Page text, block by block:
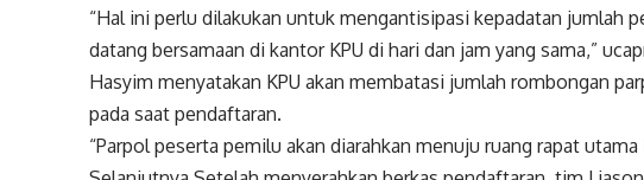
“Hal ini perlu dilakukan untuk mengantisipasi kepadatan jumlah
datang bersamaan di kantor KPU di hari dan jam yang sama,”
Hasyim menyatakan KPU akan membatasi jumlah rombongan
pada saat pendaftaran.
“Parpol peserta pemilu akan diarahkan menuju ruang rapat utama